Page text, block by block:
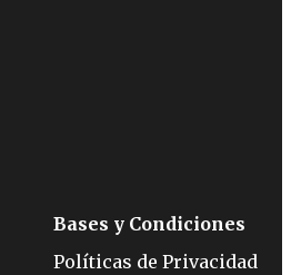
Bases y Condiciones
Políticas de Privacidad